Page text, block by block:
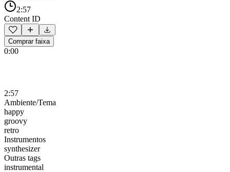
2:57
Content ID
Comprar faixa
0:00
2:57
Ambiente/Tema
happy
groovy
retro
Instrumentos
synthesizer
Outras tags
instrumental